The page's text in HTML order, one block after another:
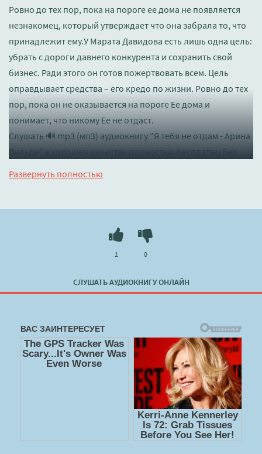
Ровно до тех пор, пока на пороге ее дома не появляется
незнакомец, который утверждает что она забрала то, что
принадлежит ему.У Марата Давидова есть лишь одна цель:
убрать с дороги давнего конкурента и сохранить свой
бизнес. Ради этого он готов пожертвовать всем. Цель
оправдывает средства – его кредо по жизни. Ровно до тех
пор, пока он не оказывается на пороге Ее дома и
понимает, что никому Ее не отдаст.
Слушать 🔊 mp3 (мп3) аудиокнигу "Я тебя не отдам - Арина
Вильде" в хорошем качестве полностью бесплатно без
Развернуть полностью
СЛУШАТЬ АУДИОКНИГУ ОНЛАЙН
1 0